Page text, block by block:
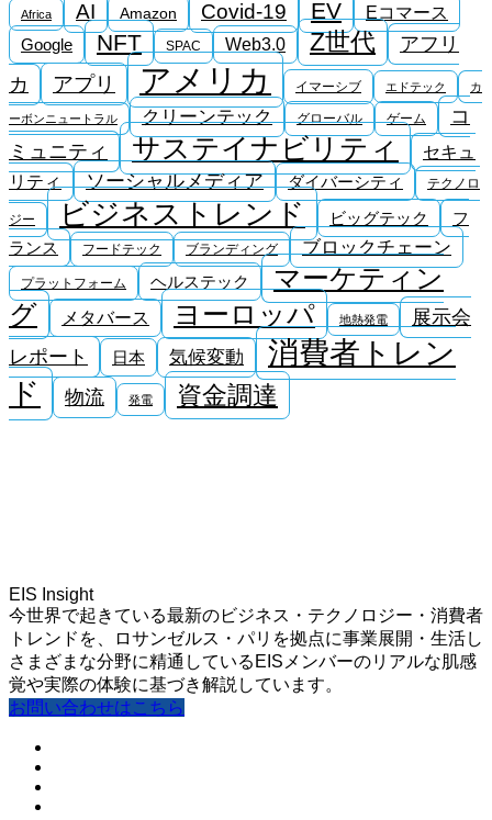
Africa AI Amazon Covid-19 EV
Eコマース
Google
NFT SPAC Web3.0 Z世代
アフリ
カ
アプリ アメリカ イマーシブ エドテック カ
ーボンニュートラル クリーンテック グローバル ゲーム
コ
ミュニティ
サステイナビリティ
セキュ
リティ
ソーシャルメディア ダイバーシティ テクノロ
ジー ビジネストレンド ビッグテック
フ
ランス
フードテック ブランディング ブロックチェーン
プラットフォーム ヘルステック
マーケティン
グ
メタバース ヨーロッパ 地熱発電
展示会
レポート
日本 気候変動
消費者トレン
ド
物流 発電 資金調達
EIS Insight
今世界で起きている最新のビジネス・テクノロジー・消費者
トレンドを、ロサンゼルス・パリを拠点に事業展開・生活し
さまざまな分野に精通しているEISメンバーのリアルな肌感
覚や実際の体験に基づき解説しています。
お問い合わせはこちら